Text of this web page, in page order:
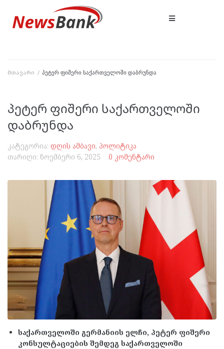
მთავარი / პეტერ ფიშერი საქართველოში დაბრუნდა
პეტერ ფიშერი საქართველოში
დაბრუნდა
კატეგორია: დღის ამბავი, პოლიტიკა
თარიღი: ნოემბერი 6, 2025 0 კომენტარი
საქართველოში გერმანიის ელჩი, პეტერ ფიშერი
კონსულტაციების შემდეგ საქართველოში